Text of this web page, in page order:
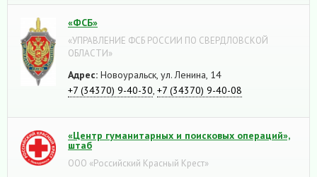
«ФСБ»
«УПРАВЛЕНИЕ ФСБ РОССИИ ПО СВЕРДЛОВСКОЙ
ОБЛАСТИ»
Адрес: Новоуральск, ул. Ленина, 14
+7 (34370) 9-40-30 +7 (34370) 9-40-08
«Центр гуманитарных и поисковых операций»,
штаб
ООО «Российский Красный Крест»